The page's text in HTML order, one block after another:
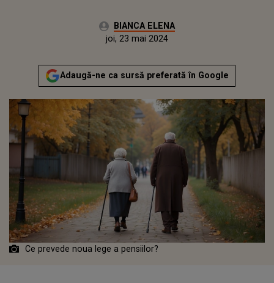
Autor:BIANCA ELENA
Publicat:
joi, 23 mai 2024
Adaugă-ne ca sursă preferată în Google
Ce prevede noua lege a pensiilor?